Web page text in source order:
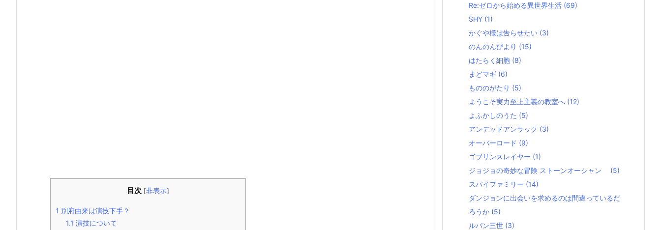
目次 [非表示]
1 別府由来は演技下手？
1.1 演技について
Re:ゼロから始める異世界生活 (69)
SHY (1)
かぐや様は告らせたい (3)
のんのんびより (15)
はたらく細胞 (8)
まどマギ (6)
もののがたり (5)
ようこそ実力至上主義の教室へ (12)
よふかしのうた (5)
アンデッドアンラック (3)
オーバーロード (9)
ゴブリンスレイヤー (1)
ジョジョの奇妙な冒険 ストーンオーシャン (5)
スパイファミリー (14)
ダンジョンに出会いを求めるのは間違っているだ
ろうか (5)
ルパン三世 (3)